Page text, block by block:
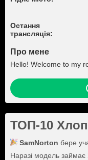
Остання
трансляція:
Про мене
Hello! Welcome to my
ТОП-10
SamNorton бере
Наразі модель займає